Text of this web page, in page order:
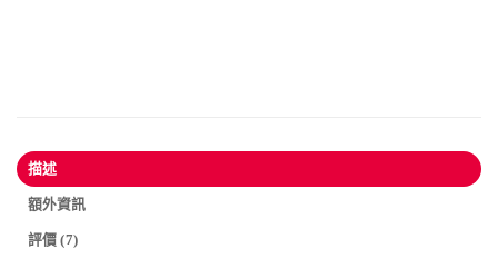
描述
額外資訊
評價 (7)